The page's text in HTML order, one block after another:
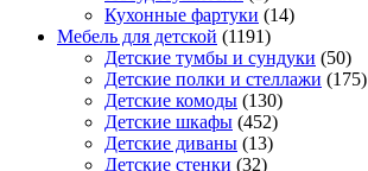
Кухонные фартуки (14)
Мебель для детской (1191)
Детские тумбы и сундуки (50)
Детские полки и стеллажи (175)
Детские комоды (130)
Детские шкафы (452)
Детские диваны (13)
Детские стенки (32)